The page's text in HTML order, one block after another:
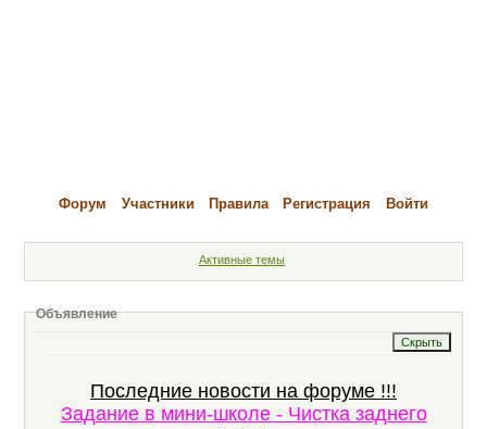
Форум Участники Правила Регистрация Войти
Активные темы
Объявление
Последние новости на форуме !!!
Задание в мини-школе - Чистка заднего